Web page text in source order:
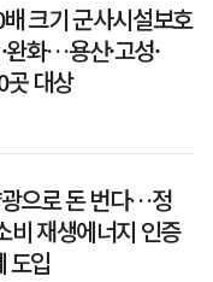
크기 군사시설보호
완화…용산·고성·
곳 대상
으로 돈 번다…정
비 재생에너지 인증
도입